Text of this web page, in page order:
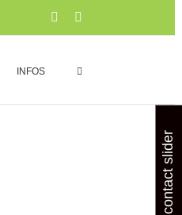
Xing
INFOS
contact slider